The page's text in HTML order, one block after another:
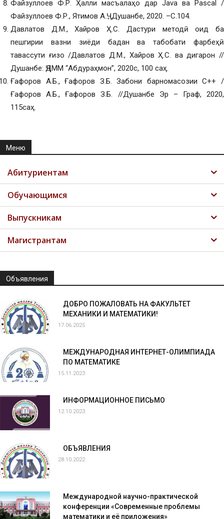
Файзуллоев Ф.Р. Ҳалли масъалаҳо дар Java ва Pascal /
Файзуллоев Ф.Р., Ятимов А.Ҷ., Душанбе, 2020. –С.104.
Давлатов Д.М., Хайров Ҳ.С. Дастури методӣ оид ба
пешгирии вазни зиёди бадан ва табобати фарбеҳӣ
тавассути ғизо /Давлатов Д.М., Хайров Ҳ.С. ва дигарон //
Душанбе: ҶДММ “Абдураҳмон”, 2020с, 100 саҳ.
Ғафоров А.Б., Ғафоров З.Б. Забони барномасозии С++ /
Ғафоров А.Б., Ғафоров З.Б. //Душанбе Эр – Граф, 2020,
115саҳ.
Меню
Абитуриентам
Обучающимся
Выпускникам
Магистрантам
Объявления
ДОБРО ПОЖАЛОВАТЬ НА ФАКУЛЬТЕТ
МЕХАНИКИ И МАТЕМАТИКИ!
17.06.2025
МЕЖДУНАРОДНАЯ ИНТЕРНЕТ-ОЛИМПИАДА
ПО МАТЕМАТИКЕ
15.11.2023
ИНФОРМАЦИОННОЕ ПИСЬМО
12.10.2023
ОБЪЯВЛЕНИЯ
28.10.2022
Международной научно-практической
конференции «Современные проблемы
математики и её приложения»